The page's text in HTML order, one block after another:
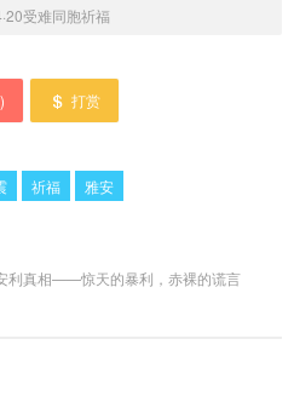
受难同胞祈福
) 打赏
祈福 雅安
利真相——惊天的暴利，赤裸的谎言